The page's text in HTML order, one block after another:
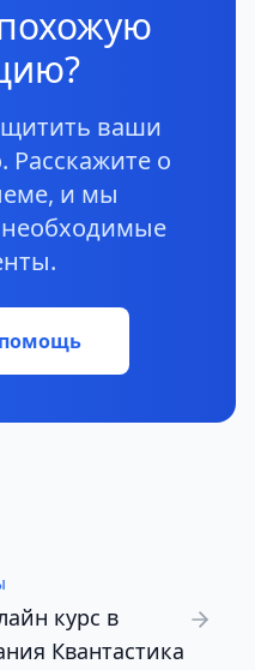
ваши
Расскажите о
и мы
курс в
Квантастика